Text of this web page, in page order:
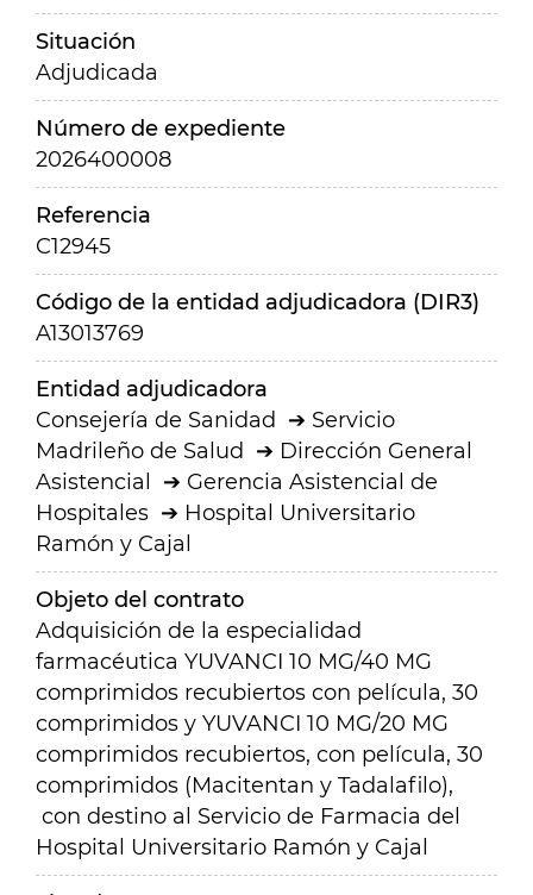
Situación
Adjudicada
Número de expediente
2026400008
Referencia
C12945
Código de la entidad adjudicadora (DIR3)
A13013769
Entidad adjudicadora
Consejería de Sanidad
Servicio
Madrileño de Salud
Dirección General
Asistencial
Gerencia Asistencial de
Hospitales
Hospital Universitario
Ramón y Cajal
Objeto del contrato
Adquisición de la especialidad
farmacéutica YUVANCI 10 MG/40 MG
comprimidos recubiertos con película, 30
comprimidos y YUVANCI 10 MG/20 MG
comprimidos recubiertos, con película, 30
comprimidos (Macitentan y Tadalafilo),
con destino al Servicio de Farmacia del
Hospital Universitario Ramón y Cajal